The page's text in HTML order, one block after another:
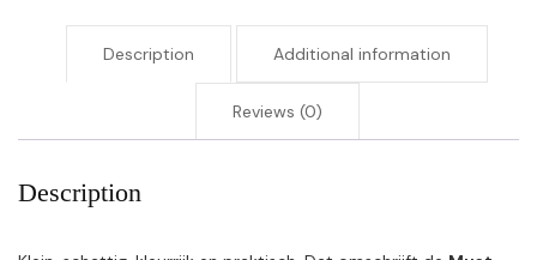
Description Additional information
Reviews (0)
Description